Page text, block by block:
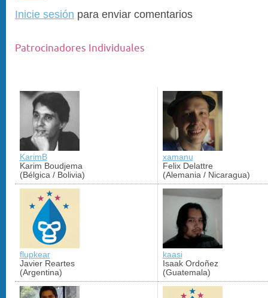
Inicie sesión para enviar comentarios
Patrocinadores Individuales
KarimB
Karim Boudjema
(Bélgica / Bolivia)
xamanu
Felix Delattre
(Alemania / Nicaragua)
flupkear
Javier Reartes
(Argentina)
kaasi
Isaak Ordoñez
(Guatemala)